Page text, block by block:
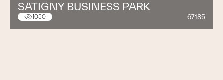
SATIGNY BUSINESS PARK
1050 67185